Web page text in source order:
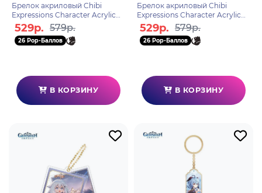
Брелок акриловый Chibi
Expressions Character Acrylic
Keychain Sucrose
6976068147367
529р. 579р.
26 Pop-Баллов
В КОРЗИНУ
Брелок акриловый Chibi
Expressions Character Acrylic
Keychain Zhongli
6976068147350
529р. 579р.
26 Pop-Баллов
В КОРЗИНУ